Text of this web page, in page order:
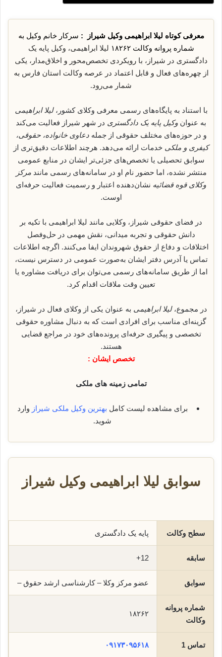
معرفی کوتاه لیلا ابراهیمی وکیل شیراز : سرکار خانم وکیل به
شماره پروانه وکالت ۱۸۲۶۲
لیلا ابراهیمی، وکیل پایه یک
دادگستری در شیراز، با رویکردی تخصص‌محور و اخلاق‌مدار، یکی
از چهره‌های فعال و قابل اعتماد در عرصه وکالت استان فارس به
شمار می‌رود.
با استناد به پایگاه‌های رسمی معرفی وکلای کشور،لیلا ابراهیمی
به عنوان وکیل پایه یک دادگستری در شهر شیراز فعالیت می‌کند
و در حوزه‌های مختلف حقوقی از جملهدعاوی خانواده، حقوقی،
کیفری و ملکی خدمات ارائه می‌دهد. هرچند اطلاعات دقیق‌تری از
سوابق تحصیلی یا تخصص‌های جزئی‌تر ایشان در منابع عمومی
منتشر نشده، اما حضور نام او در سامانه‌های رسمی مانندمرکز
وکلای قوه قضائیه نشان‌دهنده اعتبار و رسمیت فعالیت حرفه‌ای
اوست.
در فضای حقوقی شیراز، وکلایی مانند لیلا ابراهیمی با تکیه بر
دانش حقوقی و تجربه میدانی، نقش مهمی در حل‌وفصل
اختلافات و دفاع از حقوق شهروندان ایفا می‌کنند. اگرچه اطلاعات
تماس یا آدرس دفتر ایشان به‌صورت عمومی در دسترس نیست،
اما از طریق سامانه‌های رسمی می‌توان برای دریافت مشاوره یا
تعیین وقت ملاقات اقدام کرد.
در مجموع،لیلا ابراهیمی به عنوان یکی از وکلای فعال در شیراز،
گزینه‌ای مناسب برای افرادی است که به دنبال مشاوره حقوقی
تخصصی و پیگیری حرفه‌ای پرونده‌های خود در مراجع قضایی
هستند.
تخصص ایشان :
تمامی زمینه های ملکی
برای مشاهده لیست کامل بهترین وکیل ملکی شیراز وارد
شوید.
سوابق لیلا ابراهیمی وکیل شیراز
سطح وکالت پایه یک دادگستری
سابقه 12+
سوابق عضو مرکز وکلا – کارشناسی ارشد حقوق –
شماره پروانه
وکالت
۱۸۲۶۲
تماس 1 ۰۹۱۷۳۰۹۵۶۱۸